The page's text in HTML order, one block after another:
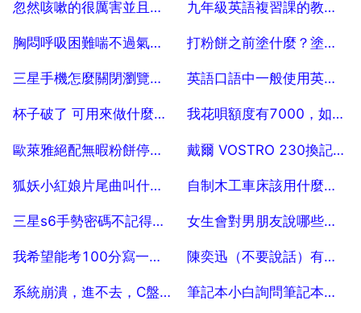
忽然咳嗽的很厲害並且呼吸困難是什麼病
2025-07-19
九年級英語複習課的教學設計怎麼寫
2025-07-19
胸悶呼吸困難喘不過氣咳嗽老不好怎麼辦
2025-07-19
打粉餅之前塗什麼？塗粉餅之前一定要用隔離霜嗎
2025-07-19
三星手機怎麼關閉瀏覽器安全防護
2025-07-19
英語口語中一般使用英式發音還是美式的呢
2025-07-19
杯子破了 可用來做什麼裝飾
2025-07-19
我花唄額度有7000，如何一直分期，7000額度用完了，現在每個月還1000，如
2025-07-19
歐萊雅絕配無暇粉餅停產了嗎？
2025-07-19
戴爾 VOSTRO 230換記憶體和顯示卡問題！！！
2025-07-19
狐妖小紅娘片尾曲叫什麼名字？
2025-07-19
自制木工車床該用什麼電機啊？
2025-07-19
三星s6手勢密碼不記得了怎麼辦
2025-07-19
女生會對男朋友說哪些私密的話呢一般？
2025-07-19
我希望能考100分寫一篇500字作文
2025-07-19
陳奕迅（不要說話）有沒有粵語版的啊名字叫什麼
2025-07-19
系統崩潰，進不去，C盤中有重要檔案，如何轉移出來？？ 筆記本小白詢問筆記本充電問題